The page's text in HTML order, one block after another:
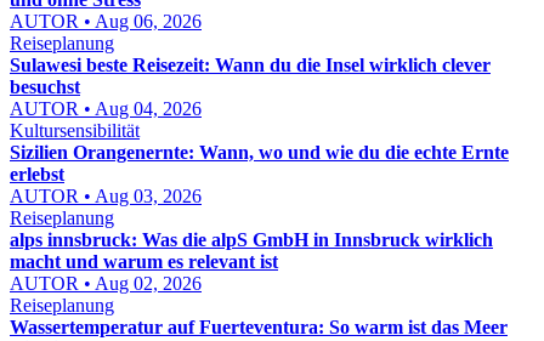
AUTOR • Aug 06, 2026
Reiseplanung
Sulawesi beste Reisezeit: Wann du die Insel wirklich clever
besuchst
AUTOR • Aug 04, 2026
Kultursensibilität
Sizilien Orangenernte: Wann, wo und wie du die echte Ernte
erlebst
AUTOR • Aug 03, 2026
Reiseplanung
alps innsbruck: Was die alpS GmbH in Innsbruck wirklich
macht und warum es relevant ist
AUTOR • Aug 02, 2026
Reiseplanung
Wassertemperatur auf Fuerteventura: So warm ist das Meer